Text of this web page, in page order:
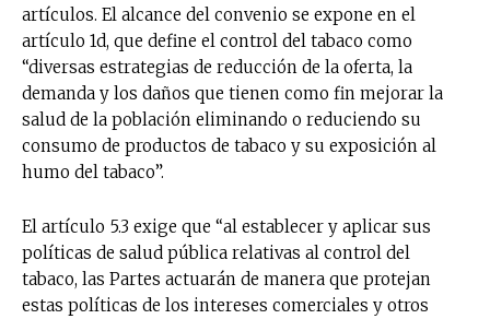
artículos. El alcance del convenio se expone en el
artículo 1d, que define el control del tabaco como
“diversas estrategias de reducción de la oferta, la
demanda y los daños que tienen como fin mejorar la
salud de la población eliminando o reduciendo su
consumo de productos de tabaco y su exposición al
humo del tabaco”.
El artículo 5.3 exige que “al establecer y aplicar sus
políticas de salud pública relativas al control del
tabaco, las Partes actuarán de manera que protejan
estas políticas de los intereses comerciales y otros